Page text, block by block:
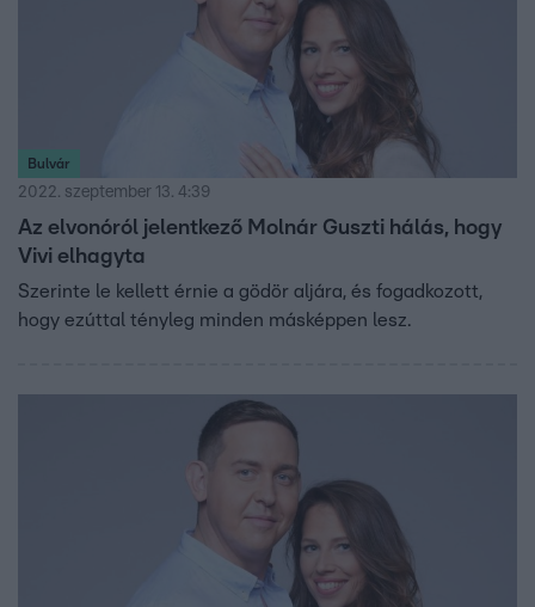
Bulvár
2022. szeptember 13. 4:39
Az elvonóról jelentkező Molnár Guszti hálás, hogy
Vivi elhagyta
Szerinte le kellett érnie a gödör aljára, és fogadkozott,
hogy ezúttal tényleg minden másképpen lesz.